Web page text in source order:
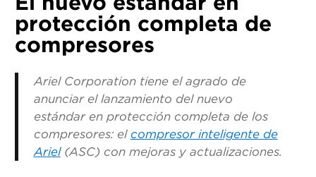
protección completa de
compresores
Ariel Corporation tiene el agrado de
anunciar el lanzamiento del nuevo
estándar en protección completa de los
compresores: el compresor inteligente de
Ariel(ASC) con mejoras y actualizaciones.